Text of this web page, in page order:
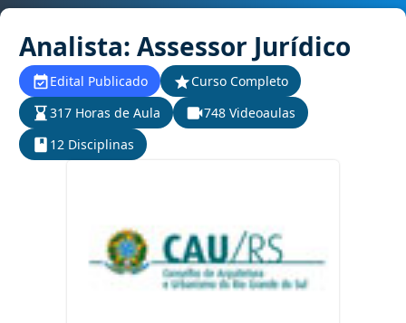
Analista: Assessor Jurídico
Edital Publicado
Curso Completo
317 Horas de Aula
748 Videoaulas
12 Disciplinas